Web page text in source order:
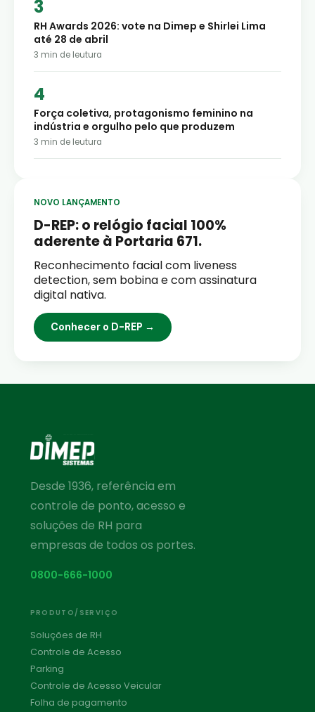
RH Awards 2026: vote na Dimep e Shirlei Lima
até 28 de abril
3 min de leutura
Força coletiva, protagonismo feminino na
indústria e orgulho pelo que produzem
3 min de leutura
NOVO LANÇAMENTO
D-REP: o relógio facial 100%
aderente à Portaria 671.
Reconhecimento facial com liveness
detection, sem bobina e com assinatura
digital nativa.
Conhecer o D-REP →
Desde 1936, referência em
controle de ponto, acesso e
soluções de RH para
empresas de todos os portes.
0800-666-1000
PRODUTO/SERVIÇO
Soluções de RH
Controle de Acesso
Parking
Controle de Acesso Veicular
Folha de pagamento